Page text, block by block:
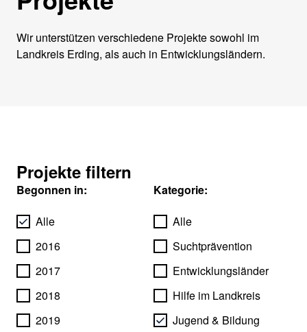
Wir unterstützen verschiedene Projekte sowohl im
Landkreis Erding, als auch in Entwicklungsländern.
Projekte filtern
Begonnen in:
Alle
2016
2017
2018
2019
Kategorie:
Alle
Suchtprävention
Entwicklungsländer
Hilfe im Landkreis
Jugend & Bildung